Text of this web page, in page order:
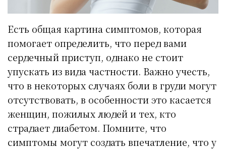
Есть общая картина симптомов, которая
помогает определить, что перед вами
сердечный приступ, однако не стоит
упускать из вида частности. Важно учесть,
что в некоторых случаях боли в груди могут
отсутствовать, в особенности это касается
женщин, пожилых людей и тех, кто
страдает диабетом. Помните, что
симптомы могут создать впечатление, что у